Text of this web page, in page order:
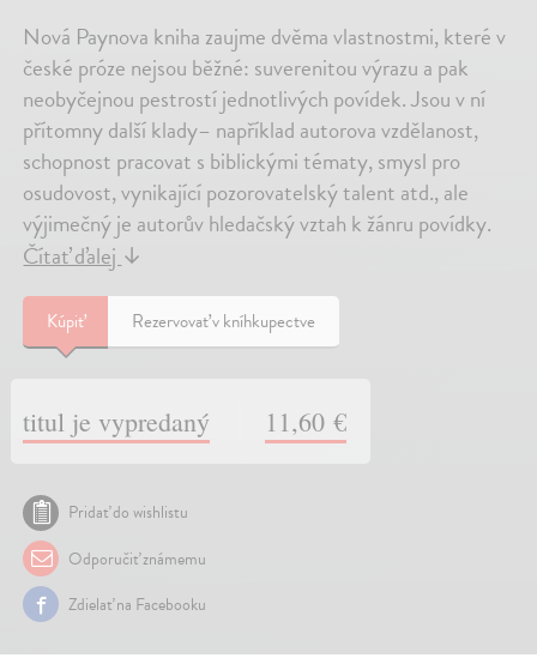
Nová Paynova kniha zaujme dvěma vlastnostmi, které v
české próze nejsou běžné: suverenitou výrazu a pak
neobyčejnou pestrostí jednotlivých povídek. Jsou v ní
přítomny další klady– například autorova vzdělanost,
schopnost pracovat s biblickými tématy, smysl pro
osudovost, vynikající pozorovatelský talent atd., ale
výjimečný je autorův hledačský vztah k žánru povídky.
Čítať ďalej↓
Kúpiť Rezervovať v kníhkupectve
titul je vypredaný 11,60 €
Pridať do wishlistu
Odporučiť známemu
Zdielať na Facebooku